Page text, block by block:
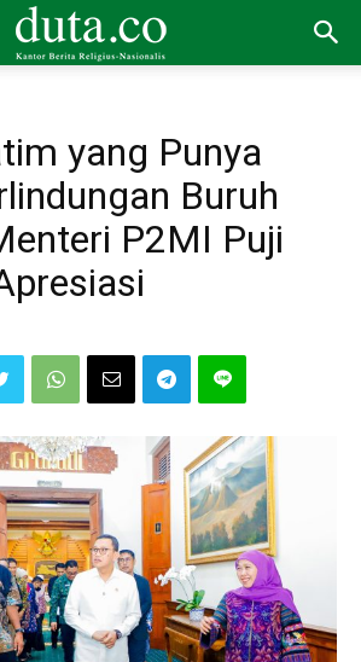
yang Punya
Buruh
P2MI Puji